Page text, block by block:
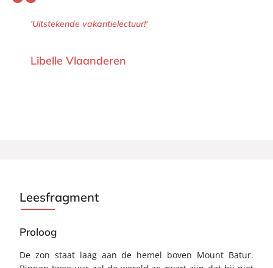
'Uitstekende vakantielectuur!'
Libelle Vlaanderen
Leesfragment
Proloog
De zon staat laag aan de hemel boven Mount Batur.